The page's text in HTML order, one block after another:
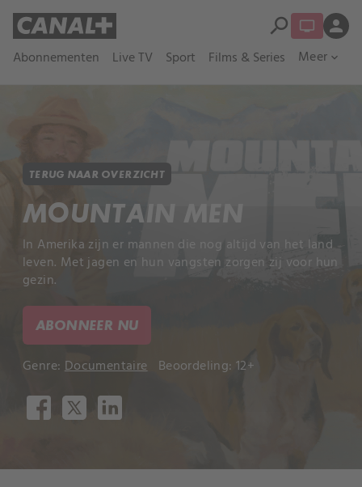
Abonnementen Live TV Sport Films & Series Meer expand_more
search person
TERUG NAAR OVERZICHT
MOUNTAIN MEN
In Amerika zijn er mannen die nog altijd van het land
leven. Met jagen en hun vangsten zorgen zij voor hun
gezin.
ABONNEER NU
Genre: Documentaire Beoordeling: 12+